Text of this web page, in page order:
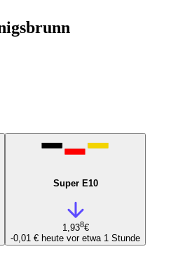
Super E10
1,938€
-0,01 € heute vor etwa 1 Stunde